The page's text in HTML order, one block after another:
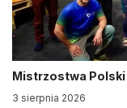
Mistrzostwa
3 sierpnia 2026